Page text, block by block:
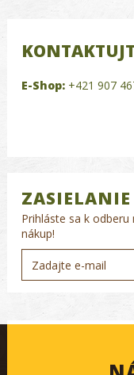
E-Shop: +421 907
Prihláste sa k
nákup!